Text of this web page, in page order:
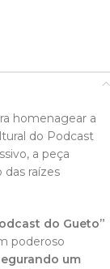
homenagear a
do Podcast
a peça
raízes
do Gueto”
poderoso
um